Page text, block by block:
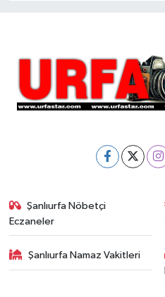
Şanlıurfa Nöbetçi
Eczaneler
Şanlıurfa Namaz Vakitleri